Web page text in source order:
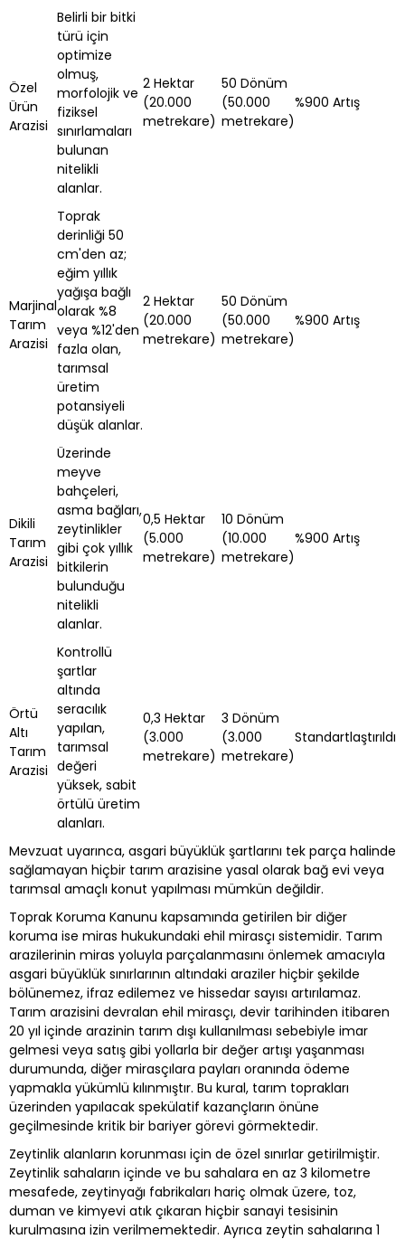
Özel
Ürün
Arazisi
Belirli bir bitki
türü için
optimize
olmuş,
morfolojik ve
fiziksel
sınırlamaları
bulunan
nitelikli
alanlar.
2 Hektar
(20.000
metrekare)
50 Dönüm
(50.000
metrekare)
%900 Artış
Marjinal
Tarım
Arazisi
Toprak
derinliği 50
cm'den az;
eğim yıllık
yağışa bağlı
olarak %8
veya %12'den
fazla olan,
tarımsal
üretim
potansiyeli
düşük alanlar.
2 Hektar
(20.000
metrekare)
50 Dönüm
(50.000
metrekare)
%900 Artış
Dikili
Tarım
Arazisi
Üzerinde
meyve
bahçeleri,
asma bağları,
zeytinlikler
gibi çok yıllık
bitkilerin
bulunduğu
nitelikli
alanlar.
0,5 Hektar
(5.000
metrekare)
10 Dönüm
(10.000
metrekare)
%900 Artış
Örtü
Altı
Tarım
Arazisi
Kontrollü
şartlar
altında
seracılık
yapılan,
tarımsal
değeri
yüksek, sabit
örtülü üretim
alanları.
0,3 Hektar
(3.000
metrekare)
3 Dönüm
(3.000
metrekare)
Standartlaştırıldı
Mevzuat uyarınca, asgari büyüklük şartlarını tek parça halinde
sağlamayan hiçbir tarım arazisine yasal olarak bağ evi veya
tarımsal amaçlı konut yapılması mümkün değildir.
Toprak Koruma Kanunu kapsamında getirilen bir diğer
koruma ise miras hukukundaki ehil mirasçı sistemidir. Tarım
arazilerinin miras yoluyla parçalanmasını önlemek amacıyla
asgari büyüklük sınırlarının altındaki araziler hiçbir şekilde
bölünemez, ifraz edilemez ve hissedar sayısı artırılamaz.
Tarım arazisini devralan ehil mirasçı, devir tarihinden itibaren
20 yıl içinde arazinin tarım dışı kullanılması sebebiyle imar
gelmesi veya satış gibi yollarla bir değer artışı yaşanması
durumunda, diğer mirasçılara payları oranında ödeme
yapmakla yükümlü kılınmıştır. Bu kural, tarım toprakları
üzerinden yapılacak spekülatif kazançların önüne
geçilmesinde kritik bir bariyer görevi görmektedir.
Zeytinlik alanların korunması için de özel sınırlar getirilmiştir.
Zeytinlik sahaların içinde ve bu sahalara en az 3 kilometre
mesafede, zeytinyağı fabrikaları hariç olmak üzere, toz,
duman ve kimyevi atık çıkaran hiçbir sanayi tesisinin
kurulmasına izin verilmemektedir. Ayrıca zeytin sahalarına 1